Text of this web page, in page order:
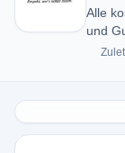
Alle
und